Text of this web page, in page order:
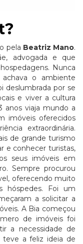
pela Beatriz Mano.
advogada e que
Nunca
o ambiente
deslumbrada por se
e viver a cultura
anos viaja mundo a
imóveis oferecidos
extraordinária.
de grande turismo
e conhecer turistas,
seus imóveis em
Sempre procurou
oferecendo muito
hóspedes. Foi um
a solicitar a
A Bia começou
de imóveis foi
a necessidade de
teve a feliz ideia de